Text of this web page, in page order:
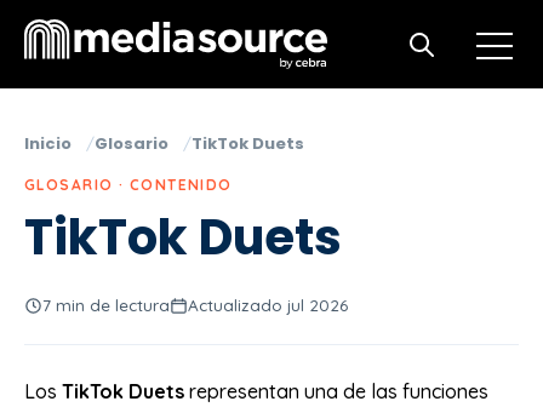
Open
Open search
Inicio Glosario TikTok Duets
GLOSARIO · CONTENIDO
TikTok Duets
7 min de lectura Actualizado jul 2026
Los TikTok Duets representan una de las funciones